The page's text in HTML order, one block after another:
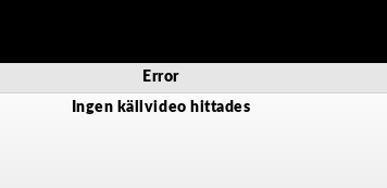
Error
Ingen källvideo hittades